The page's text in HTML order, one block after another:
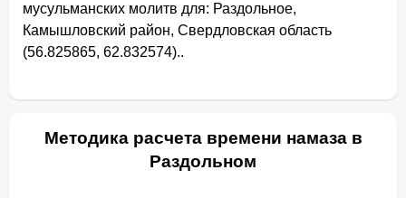
мусульманских молитв для: Раздольное,
Камышловский район, Свердловская область
(56.825865, 62.832574)..
Методика расчета времени намаза в
Раздольном